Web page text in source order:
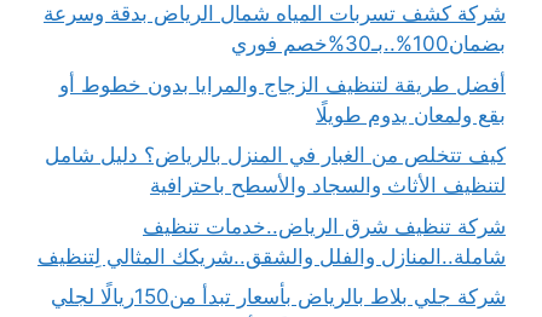
شركة كشف تسربات المياه شمال الرياض بدقة وسرعة
بضمان100%..بـ30%خصم فوري
أفضل طريقة لتنظيف الزجاج والمرايا بدون خطوط أو
بقع ولمعان يدوم طويلًا
كيف تتخلص من الغبار في المنزل بالرياض؟ دليل شامل
لتنظيف الأثاث والسجاد والأسطح باحترافية
شركة تنظيف شرق الرياض..خدمات تنظيف
شاملة..المنازل والفلل والشقق..شريكك المثالي لِتنظيف
شركة جلي بلاط بالرياض بأسعار تبدأ من150ريالًا لجلي